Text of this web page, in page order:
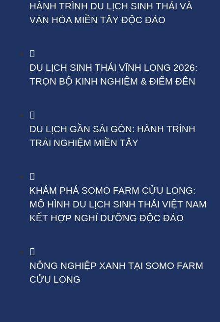
HÀNH TRÌNH DU LỊCH SINH THÁI VÀ
VĂN HÓA MIỀN TÂY ĐỘC ĐÁO
DU LỊCH SINH THÁI VĨNH LONG 2026:
TRỌN BỘ KINH NGHIỆM & ĐIỂM ĐẾN
DU LỊCH GẦN SÀI GÒN: HÀNH TRÌNH
TRẢI NGHIỆM MIỀN TÂY
KHÁM PHÁ SOMO FARM CỬU LONG:
MÔ HÌNH DU LỊCH SINH THÁI VIỆT NAM
KẾT HỢP NGHỈ DƯỠNG ĐỘC ĐÁO
NÔNG NGHIỆP XANH TẠI SOMO FARM
CỬU LONG